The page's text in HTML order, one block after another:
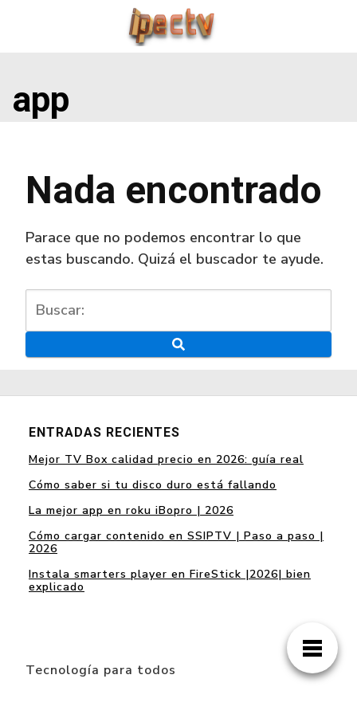
app
Nada encontrado
Parace que no podemos encontrar lo que
estas buscando. Quizá el buscador te ayude.
ENTRADAS RECIENTES
Mejor TV Box calidad precio en 2026: guía real
Cómo saber si tu disco duro está fallando
La mejor app en roku iBopro | 2026
Cómo cargar contenido en SSIPTV | Paso a paso |
2026
Instala smarters player en FireStick |2026| bien
explicado
Tecnología para todos